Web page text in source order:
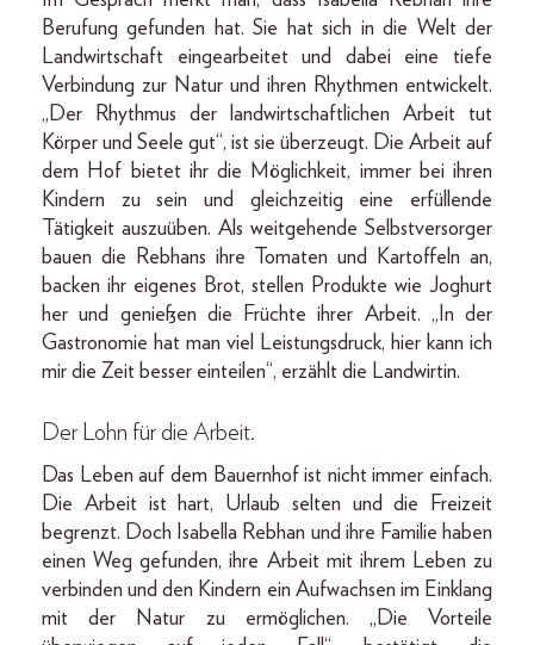
Berufung gefunden hat. Sie hat sich in die Welt der
Landwirtschaft eingearbeitet und dabei eine tiefe
Verbindung zur Natur und ihren Rhythmen entwickelt.
„Der Rhythmus der landwirtschaftlichen Arbeit tut
Körper und Seele gut“, ist sie überzeugt. Die Arbeit auf
dem Hof bietet ihr die Möglichkeit, immer bei ihren
Kindern zu sein und gleichzeitig eine erfüllende
Tätigkeit auszuüben. Als weitgehende Selbstversorger
bauen die Rebhans ihre Tomaten und Kartoffeln an,
backen ihr eigenes Brot, stellen Produkte wie Joghurt
her und genießen die Früchte ihrer Arbeit. „In der
Gastronomie hat man viel Leistungsdruck, hier kann ich
mir die Zeit besser einteilen“, erzählt die Landwirtin.
Der Lohn für die Arbeit.
Das Leben auf dem Bauernhof ist nicht immer einfach.
Die Arbeit ist hart, Urlaub selten und die Freizeit
begrenzt. Doch Isabella Rebhan und ihre Familie haben
einen Weg gefunden, ihre Arbeit mit ihrem Leben zu
verbinden und den Kindern ein Aufwachsen im Einklang
mit der Natur zu ermöglichen. „Die Vorteile